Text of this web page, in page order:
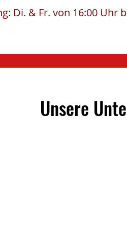
Di. & Fr. von 16:00 Uhr
Unsere